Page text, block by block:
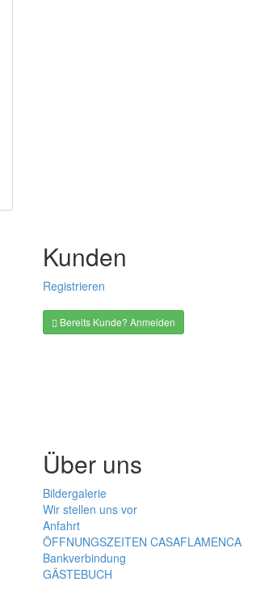
Kunden
Registrieren
Bereits Kunde? Anmelden
Über uns
Bildergalerie
Wir stellen uns vor
Anfahrt
ÖFFNUNGSZEITEN CASAFLAMENCA
Bankverbindung
GÄSTEBUCH